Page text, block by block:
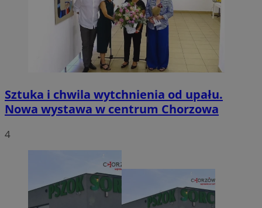
Sztuka i chwila wytchnienia od upału.
Nowa wystawa w centrum Chorzowa
4